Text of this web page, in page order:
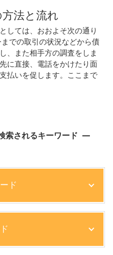
法と流れ
しては、おおよそ次の通り
での取引の状況などから債
、また相手方の調査をしま
に直接、電話をかけたり面
払いを促します。ここまで
索されるキーワード
ド